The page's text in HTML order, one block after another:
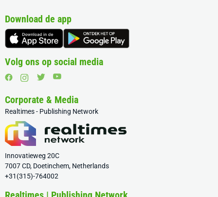
Download de app
Volg ons op social media
Corporate & Media
Realtimes - Publishing Network
Innovatieweg 20C
7007 CD, Doetinchem, Netherlands
+31(315)-764002